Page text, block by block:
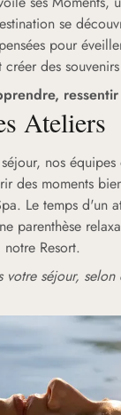
se
pour
créer des
Ateliers
nos équipes
des moments
Le temps d'un
parenthèse
notre Resort.
votre séjour,